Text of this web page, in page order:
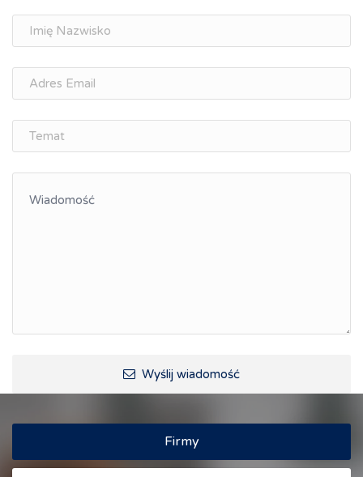
osobisty
Memorandum Gospodarcze PL-CZ
Śląskie Porozumienie Gospodarcze
ŚLĄSK.ONLINE
Integracja
Wyślij wiadomość
Firmy